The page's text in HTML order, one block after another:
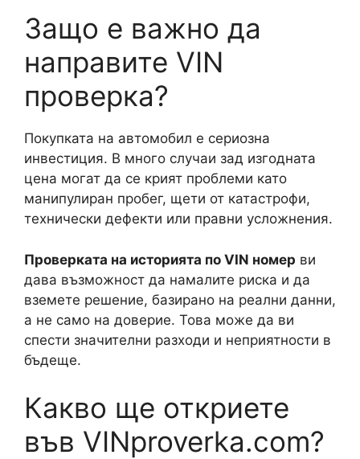
Защо е важно да
направите VIN
проверка?
Покупката на автомобил е сериозна
инвестиция. В много случаи зад изгодната
цена могат да се крият проблеми като
манипулиран пробег, щети от катастрофи,
технически дефекти или правни усложнения.
Проверката на историята по VIN номер ви
дава възможност да намалите риска и да
вземете решение, базирано на реални данни,
а не само на доверие. Това може да ви
спести значителни разходи и неприятности в
бъдеще.
Какво ще откриете
във VINproverka.com?